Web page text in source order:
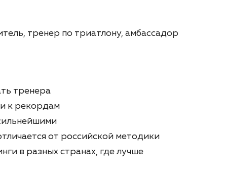
, тренер по триатлону, амбассадор
тренера
к рекордам
от российской методики
в разных странах, где лучше